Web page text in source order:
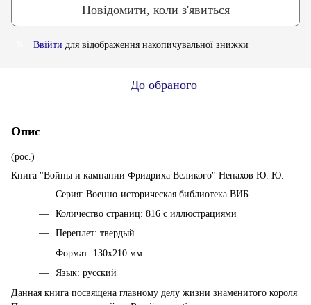
Повідомити, коли з'явиться
Ввійти для відображення накопичувальної знижки
До обраного
Опис
(рос.)
Книга "Войны и кампании Фридриха Великого" Ненахов Ю. Ю.
Серия: Военно-историческая библиотека ВИБ
Количество страниц: 816 с иллюстрациями
Переплет: твердый
Формат: 130х210 мм
Язык: русский
Данная книга посвящена главному делу жизни знаменитого короля